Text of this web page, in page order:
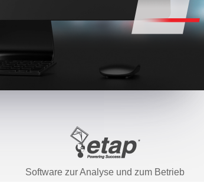
Software zur Analyse und zum Betrieb